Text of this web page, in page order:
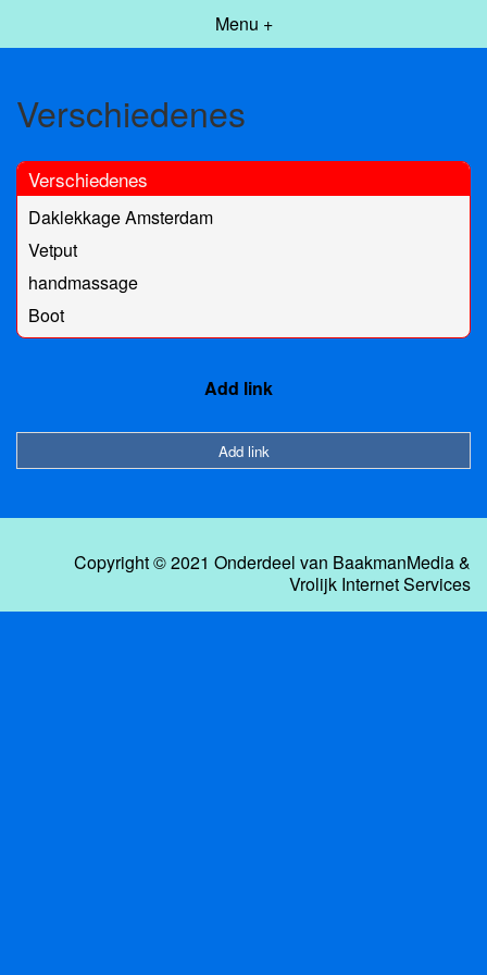
Menu +
Verschiedenes
Verschiedenes
Daklekkage Amsterdam
Vetput
handmassage
Boot
Add link
Add link
Copyright © 2021 Onderdeel van BaakmanMedia&
Vrolijk Internet Services